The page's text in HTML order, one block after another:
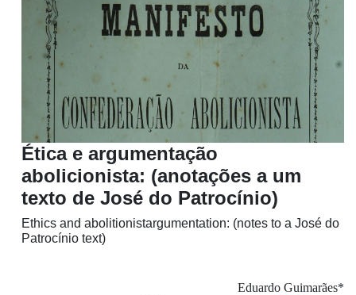
Ética e argumentação
abolicionista: (anotações a um
texto de José do Patrocínio)
Ethics and abolitionistargumentation: (notes to a José do
Patrocínio text)
Eduardo Guimarães*